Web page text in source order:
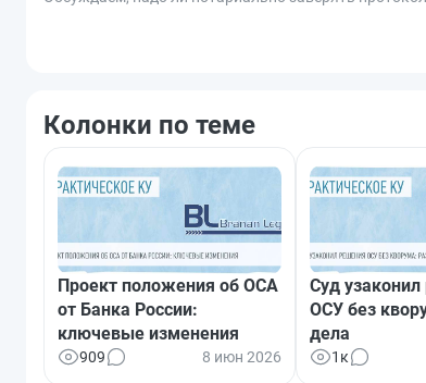
Колонки по теме
Проект положения об ОСА
от Банка России:
ключевые изменения
909 8 июн 2026
Суд
ОСУ без
дела
1к